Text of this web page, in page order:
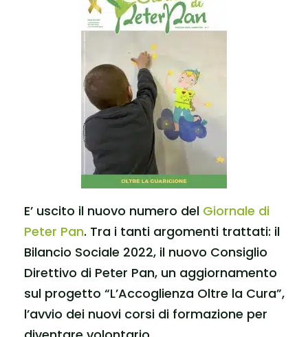
E’ uscito il nuovo numero del Giornale di
Peter Pan. Tra i tanti argomenti trattati: il
Bilancio Sociale 2022, il nuovo Consiglio
Direttivo di Peter Pan, un aggiornamento
sul progetto “L’Accoglienza Oltre la Cura”,
l’avvio dei nuovi corsi di formazione per